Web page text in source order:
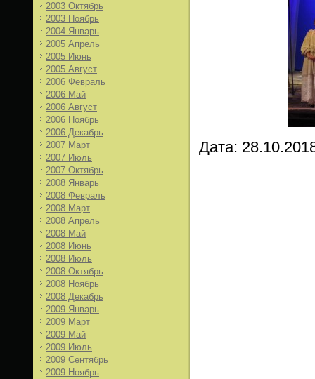
2003 Октябрь
2003 Ноябрь
2004 Январь
2005 Апрель
2005 Июнь
2005 Август
2006 Февраль
2006 Май
2006 Август
2006 Ноябрь
2006 Декабрь
2007 Март
2007 Июль
2007 Октябрь
2008 Январь
2008 Февраль
2008 Март
2008 Апрель
2008 Май
2008 Июнь
2008 Июль
2008 Октябрь
2008 Ноябрь
2008 Декабрь
2009 Январь
2009 Март
2009 Май
2009 Июль
2009 Сентябрь
2009 Ноябрь
Дата: